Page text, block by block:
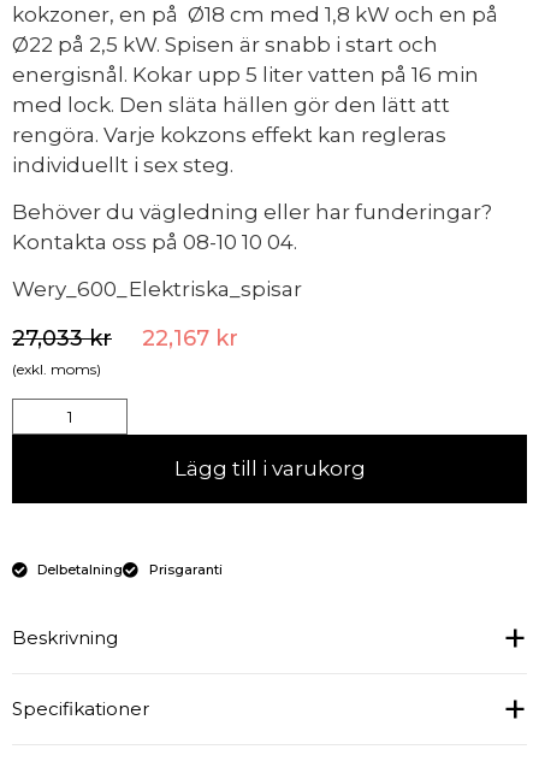
kokzoner, en på Ø18 cm med 1,8 kW och en på
Ø22 på 2,5 kW. Spisen är snabb i start och
energisnål. Kokar upp 5 liter vatten på 16 min
med lock. Den släta hällen gör den lätt att
rengöra. Varje kokzons effekt kan regleras
individuellt i sex steg.
Behöver du vägledning eller har funderingar?
Kontakta oss på 08-10 10 04.
Wery_600_Elektriska_spisar
27,033kr 22,167 kr
(exkl. moms)
Lägg till i varukorg
Delbetalning Prisgaranti
Beskrivning
Tillverkad med Ceran®-häll samt front och sidor i
Specifikationer